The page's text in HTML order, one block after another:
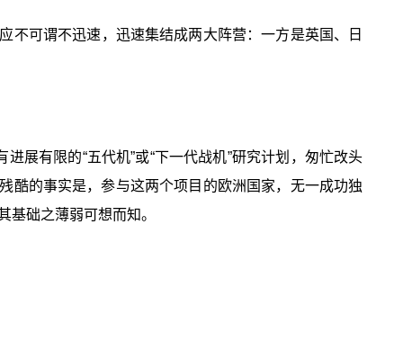
不可谓不迅速，迅速集结成两大阵营：一方是英国、日
展有限的“五代机”或“下一代战机”研究计划，匆忙改头
酷的事实是，参与这两个项目的欧洲国家，无一成功独
础之薄弱可想而知。